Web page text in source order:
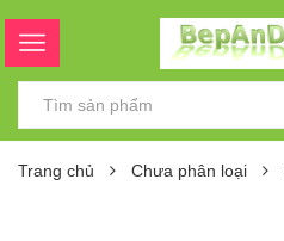
Trang chủ Chưa phân loại